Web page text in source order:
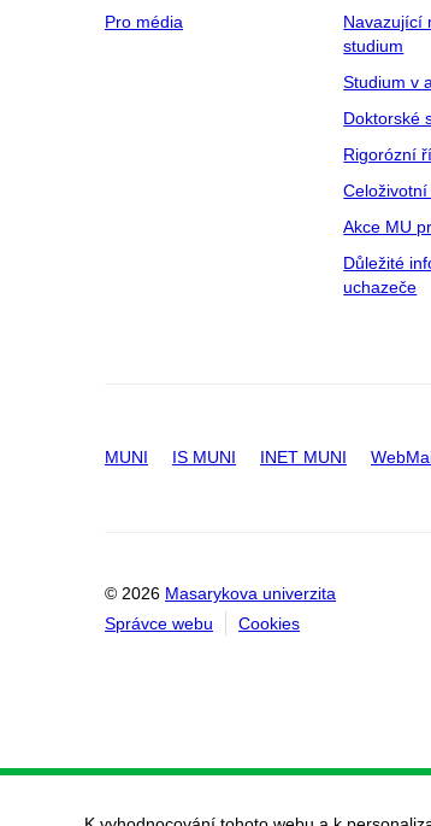
Pro média
Navazující
studium
Studium v
Doktorské
Rigorózní
Akce MU
Důležité
uchazeče
MUNI IS MUNI INET MUNI
© 2026 Masarykova univerzita
Správce webu
Cookies